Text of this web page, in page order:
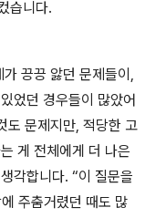
습니다.
끙끙 앓던 문제들이,
었던 경우들이 많았어
도 문제지만, 적당한 고
게 전체에게 더 나은
각합니다. “이 질문을
주춤거렸던 때도 많